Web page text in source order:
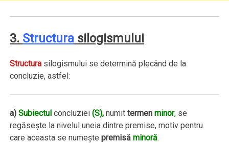
3. Structura silogismului
Structura silogismului se determină plecând de la
concluzie, astfel:
a) Subiectul concluziei(S), numittermenminor, se
regăseşte la nivelul uneia dintre premise, motiv pentru
care aceasta se numeştepremisăminoră.